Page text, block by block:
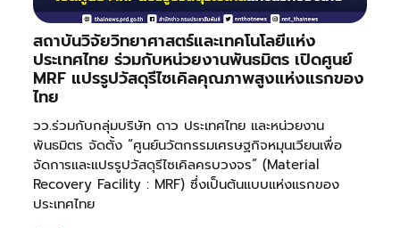
สถาบันวิจัยวิทยาศาสตร์และเทคโนโลยีแห่ง
ประเทศไทย ร่วมกับหน่วยงานพันธมิตร เปิดศูนย์
MRF แปรรูปวัสดุรีไซเคิลคุณภาพสูงแห่งแรกของ
ไทย
วว.ร่วมกับกลุ่มบริษัท ดาว ประเทศไทย และหน่วยงาน
พันธมิตร จัดตั้ง “ศูนย์นวัตกรรมเศรษฐกิจหมุนเวียนเพื่อ
จัดการและแปรรูปวัสดุรีไซเคิลครบวงจร” (Material
Recovery Facility : MRF) ซึ่งเป็นต้นแบบแห่งแรกของ
ประเทศไทย